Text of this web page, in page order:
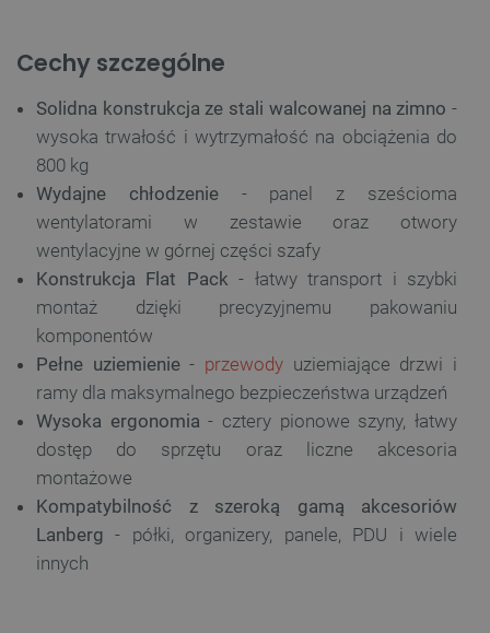
Cechy szczególne
Solidna konstrukcja ze stali walcowanej na zimno -
wysoka trwałość i wytrzymałość na obciążenia do
800 kg
Wydajne chłodzenie- panel z sześcioma
wentylatorami w zestawie oraz otwory
wentylacyjne w górnej części szafy
Konstrukcja Flat Pack - łatwy transport i szybki
montaż dzięki precyzyjnemu pakowaniu
komponentów
Pełne uziemienie- przewody uziemiające drzwi i
ramy dla maksymalnego bezpieczeństwa urządzeń
Wysoka ergonomia- cztery pionowe szyny, łatwy
dostęp do sprzętu oraz liczne akcesoria
montażowe
Kompatybilność z szeroką gamą akcesoriów
Lanberg- półki, organizery, panele, PDU i wiele
innych